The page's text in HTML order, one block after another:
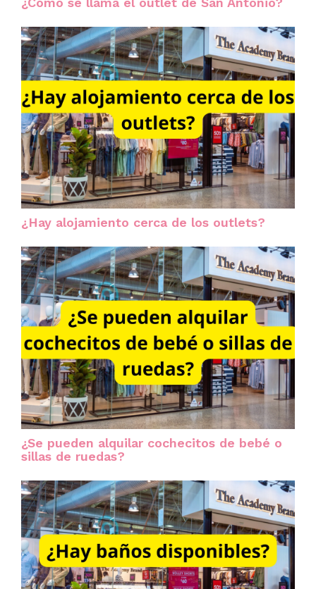
¿Hay alojamiento cerca de los outlets?
¿Se pueden alquilar cochecitos de bebé o
sillas de ruedas?